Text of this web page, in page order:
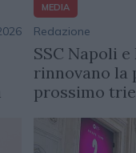
MEDIA
Redazione
SSC Napoli
rinnovano la
prossimo